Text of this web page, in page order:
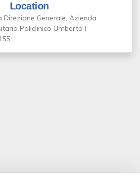
Location
Direzione Generale, Azienda
Policlinico Umberto I